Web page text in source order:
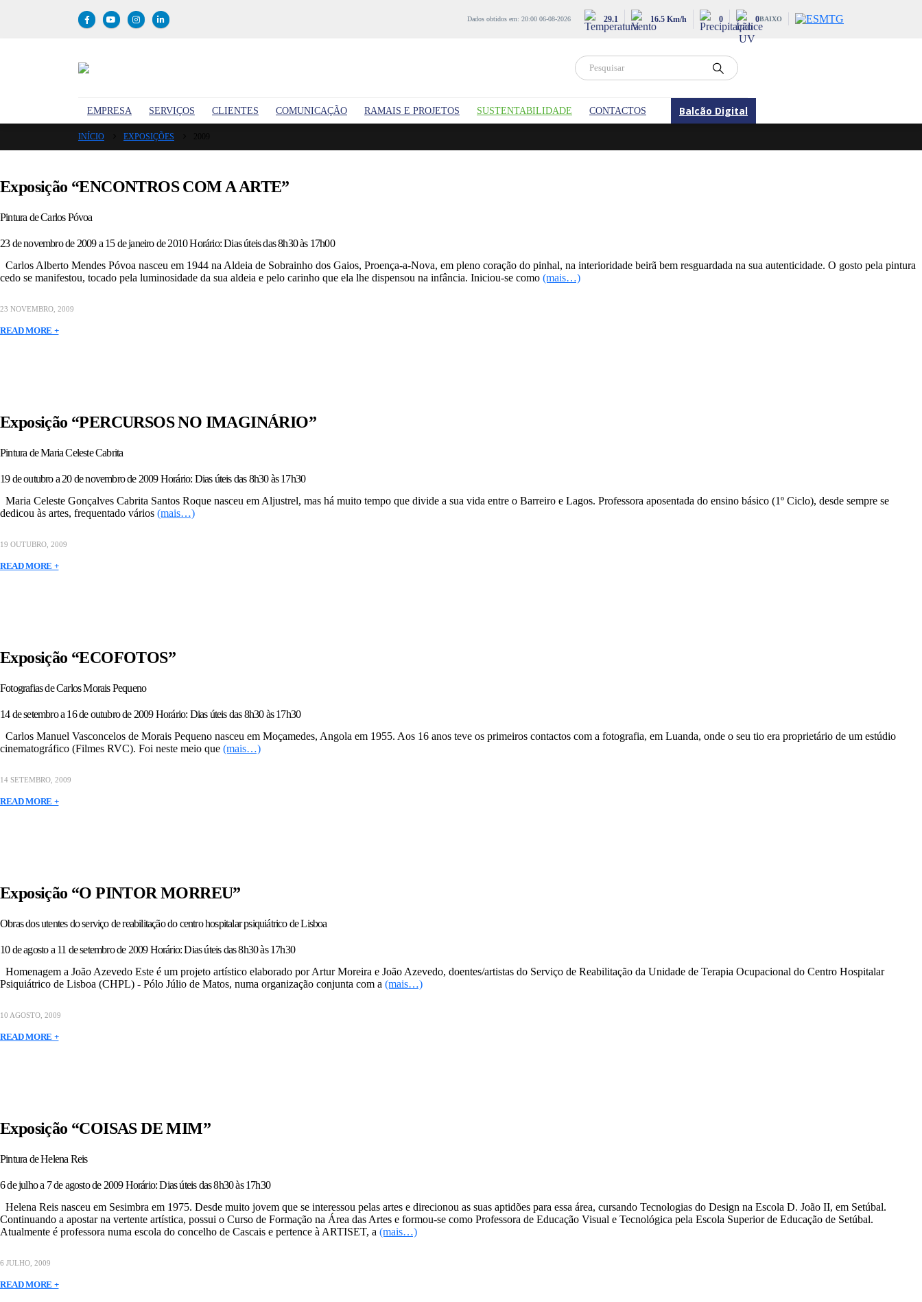
Dados obtidos em: 20:00 06-08-2026 29.1 16.5 Km/h 0 0BAIXO
EMPRESA SERVIÇOS CLIENTES COMUNICAÇÃO RAMAIS E PROJETOS SUSTENTABILIDADE CONTACTOS Balcão Digital
INÍCIO EXPOSIÇÕES
Exposição “ENCONTROS COM A ARTE”
Pintura de Carlos Póvoa
23 de novembro de 2009 a 15 de janeiro de 2010 Horário: Dias úteis das 8h30 às 17h00
Carlos Alberto Mendes Póvoa nasceu em 1944 na Aldeia de Sobrainho dos Gaios, Proença-a-Nova, em pleno coração do pinhal, na interioridade beirã bem resguardada na sua autenticidade. O gosto pela pintura
cedo se manifestou, tocado pela luminosidade da sua aldeia e pelo carinho que ela lhe dispensou na infância. Iniciou-se como (mais…)
23 NOVEMBRO, 2009
READ MORE +
Exposição “PERCURSOS NO IMAGINÁRIO”
Pintura de Maria Celeste Cabrita
19 de outubro a 20 de novembro de 2009 Horário: Dias úteis das 8h30 às 17h30
Maria Celeste Gonçalves Cabrita Santos Roque nasceu em Aljustrel, mas há muito tempo que divide a sua vida entre o Barreiro e Lagos. Professora aposentada do ensino básico (1º Ciclo), desde sempre se
dedicou às artes, frequentado vários (mais…)
19 OUTUBRO, 2009
READ MORE +
Exposição “ECOFOTOS”
Fotografias de Carlos Morais Pequeno
14 de setembro a 16 de outubro de 2009 Horário: Dias úteis das 8h30 às 17h30
Carlos Manuel Vasconcelos de Morais Pequeno nasceu em Moçamedes, Angola em 1955. Aos 16 anos teve os primeiros contactos com a fotografia, em Luanda, onde o seu tio era proprietário de um estúdio
cinematográfico (Filmes RVC). Foi neste meio que (mais…)
14 SETEMBRO, 2009
READ MORE +
Exposição “O PINTOR MORREU”
Obras dos utentes do serviço de reabilitação do centro hospitalar psiquiátrico de Lisboa
10 de agosto a 11 de setembro de 2009 Horário: Dias úteis das 8h30 às 17h30
Homenagem a João Azevedo Este é um projeto artístico elaborado por Artur Moreira e João Azevedo, doentes/artistas do Serviço de Reabilitação da Unidade de Terapia Ocupacional do Centro Hospitalar
Psiquiátrico de Lisboa (CHPL) - Pólo Júlio de Matos, numa organização conjunta com a (mais…)
10 AGOSTO, 2009
READ MORE +
Exposição “COISAS DE MIM”
Pintura de Helena Reis
6 de julho a 7 de agosto de 2009 Horário: Dias úteis das 8h30 às 17h30
Helena Reis nasceu em Sesimbra em 1975. Desde muito jovem que se interessou pelas artes e direcionou as suas aptidões para essa área, cursando Tecnologias do Design na Escola D. João II, em Setúbal.
Continuando a apostar na vertente artística, possui o Curso de Formação na Área das Artes e formou-se como Professora de Educação Visual e Tecnológica pela Escola Superior de Educação de Setúbal.
Atualmente é professora numa escola do concelho de Cascais e pertence à ARTISET, a (mais…)
6 JULHO, 2009
READ MORE +